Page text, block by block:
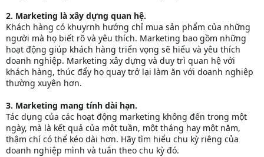
2. Marketing là xây dựng quan hệ.
Khách hàng có khuyrnh hướng chỉ mua sản phẩm của những
người mà họ biết rõ và yêu thích. Marketing bao gồm những
hoạt động giúp khách hàng triển vọng sẽ hiểu và yêu thích
doanh nghiệp. Marketing xây dựng và duy trì quan hệ với
khách hàng, thúc đẩy họ quay trở lại làm ăn với doanh nghiệp
thường xuyên hơn.
3. Marketing mang tính dài hạn.
Tác dụng của các hoạt động marketing không đến trong một
ngày, mà là kết quả của một tuần, một tháng hay một năm,
thậm chí có thể kéo dài hơn. Hãy tìm hiểu chu kỳ riêng của
doanh nghiệp mình và tuân theo chu kỳ đó.